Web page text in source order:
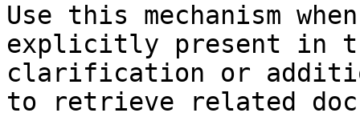
Use this mechanism
explicitly present in
clarification or